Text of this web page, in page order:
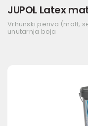
JUPOL Latex
Vrhunski periva (matt,
unutarnja boja